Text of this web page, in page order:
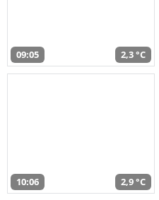
09:05 2,3 °C
10:06 2,9 °C